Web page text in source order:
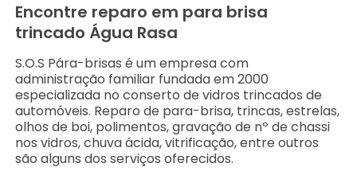
Encontre reparo em para brisa
trincado Água Rasa
S.O.S Pára-brisas é um empresa com
administração familiar fundada em 2000
especializada no conserto de vidros trincados de
automóveis. Reparo de para-brisa, trincas, estrelas,
olhos de boi, polimentos, gravação de nº de chassi
nos vidros, chuva ácida, vitrificação, entre outros
são alguns dos serviços oferecidos.